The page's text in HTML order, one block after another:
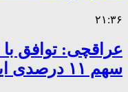
۲۱:۳۶
عراقچی: توافق
سهم ۱۱ درصدی ایران از خزر